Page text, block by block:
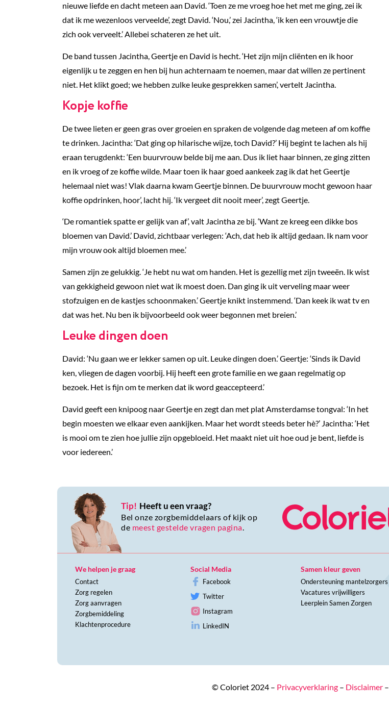
nieuwe liefde en dacht meteen aan David. ‘Toen ze me vroeg hoe het met me ging, zei ik
dat ik me wezenloos verveelde’, zegt David. ‘Nou,’ zei Jacintha, ‘ik ken een vrouwtje die
zich ook verveelt.’ Allebei schateren ze het uit.
De band tussen Jacintha, Geertje en David is hecht. ‘Het zijn mijn cliënten en ik hoor
eigenlijk u te zeggen en hen bij hun achternaam te noemen, maar dat willen ze pertinent
niet. Het klikt goed; we hebben zulke leuke gesprekken samen’, vertelt Jacintha.
Kopje koffie
De twee lieten er geen gras over groeien en spraken de volgende dag meteen af om koffie
te drinken. Jacintha: ‘Dat ging op hilarische wijze, toch David?’ Hij begint te lachen als hij
eraan terugdenkt: ‘Een buurvrouw belde bij me aan. Dus ik liet haar binnen, ze ging zitten
en ik vroeg of ze koffie wilde. Maar toen ik haar goed aankeek zag ik dat het Geertje
helemaal niet was! Vlak daarna kwam Geertje binnen. De buurvrouw mocht gewoon haar
koffie opdrinken, hoor’, lacht hij. ‘Ik vergeet dit nooit meer’, zegt Geertje.
‘De romantiek spatte er gelijk van af’, valt Jacintha ze bij. ‘Want ze kreeg een dikke bos
bloemen van David.’ David, zichtbaar verlegen: ‘Ach, dat heb ik altijd gedaan. Ik nam voor
mijn vrouw ook altijd bloemen mee.’
Samen zijn ze gelukkig. ‘Je hebt nu wat om handen. Het is gezellig met zijn tweeën. Ik wist
van gekkigheid gewoon niet wat ik moest doen. Dan ging ik uit verveling maar weer
stofzuigen en de kastjes schoonmaken.’ Geertje knikt instemmend. ‘Dan keek ik wat tv en
dat was het. Nu ben ik bijvoorbeeld ook weer begonnen met breien.’
Leuke dingen doen
David: ‘Nu gaan we er lekker samen op uit. Leuke dingen doen.’ Geertje: ‘Sinds ik David
ken, vliegen de dagen voorbij. Hij heeft een grote familie en we gaan regelmatig op
bezoek. Het is fijn om te merken dat ik word geaccepteerd.’
David geeft een knipoog naar Geertje en zegt dan met plat Amsterdamse tongval: ‘In het
begin moesten we elkaar even aankijken. Maar het wordt steeds beter hè?’ Jacintha: ‘Het
is mooi om te zien hoe jullie zijn opgebloeid. Het maakt niet uit hoe oud je bent, liefde is
voor iedereen.’
Tip! Heeft u een vraag?
Bel onze zorgbemiddelaars of kijk op
de meest gestelde vragen pagina.
We helpen je graag
Contact
Zorg regelen
Zorg aanvragen
Zorgbemiddeling
Klachtenprocedure
Social Media
Facebook
Twitter
Instagram
LinkedIN
Samen kleur geven
Ondersteuning mantelzorgers
Vacatures vrijwilligers
Leerplein Samen Zorgen
© Coloriet 2024 – Privacyverklaring – Disclaimer –